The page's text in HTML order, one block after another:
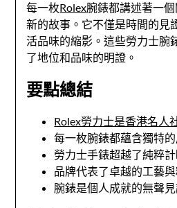
每一枚Rolex腕錶都講述著一
新的故事。它不僅是時間的見
活品味的縮影。這些勞力士腕
了地位和品味的明證。
要點總結
Rolex勞力士是香港名人
每一枚腕錶都蘊含獨特
勞力士手錶超越了純粹
品牌代表了卓越的工藝
腕錶是個人成就的無聲